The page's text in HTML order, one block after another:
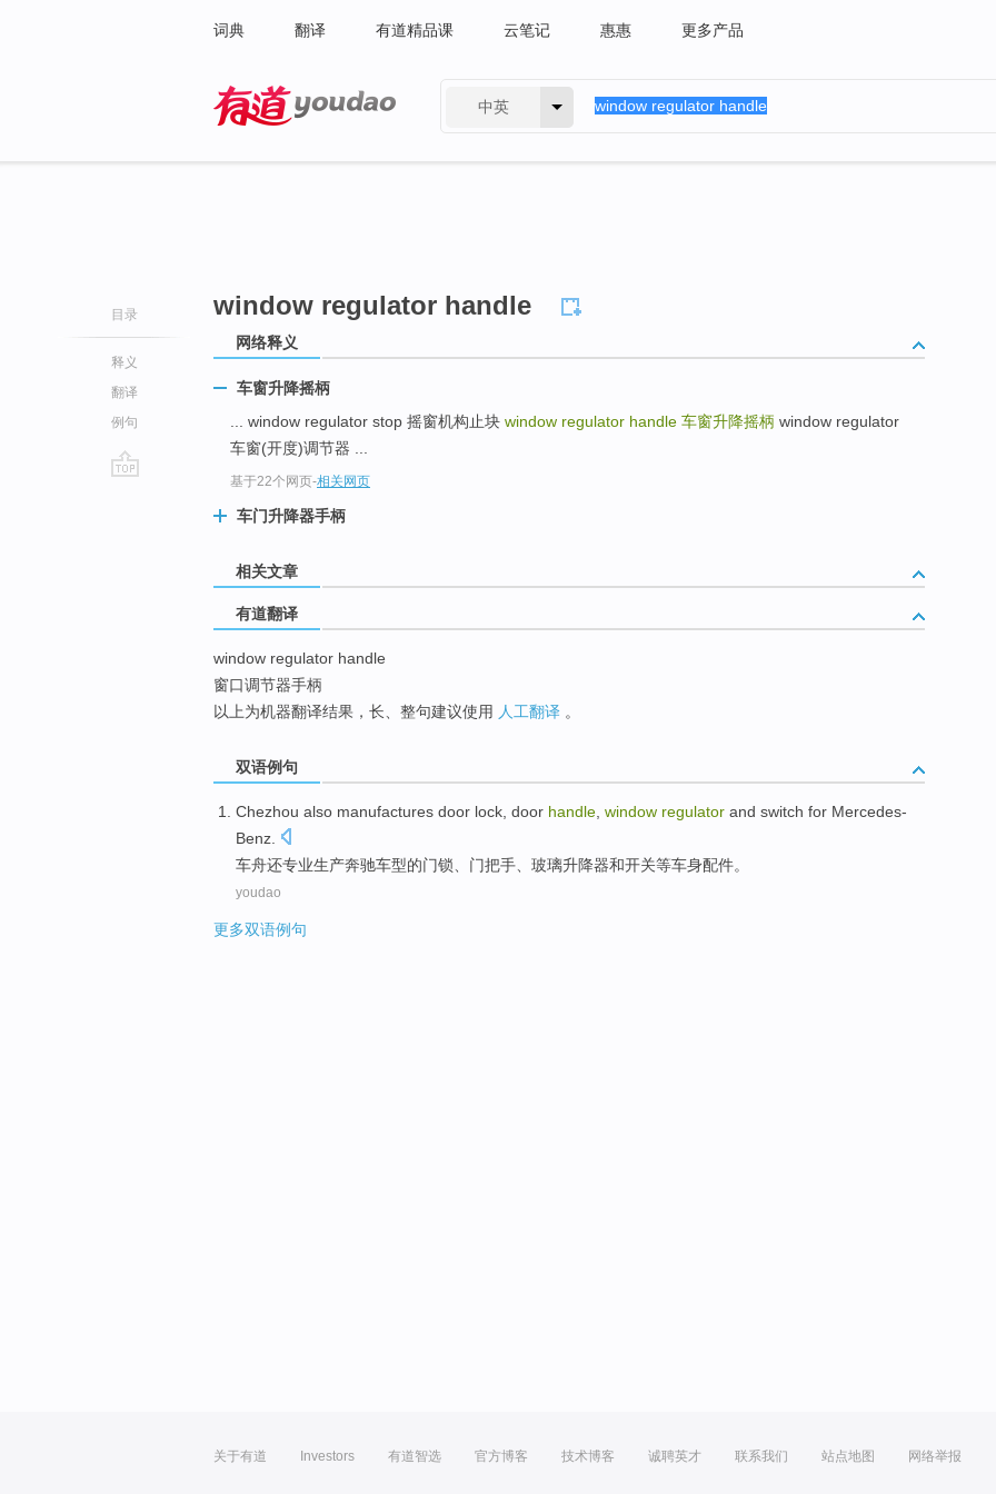
词典 翻译 有道精品课 云笔记 惠惠 更多产品
中英
目录
释义
翻译
例句
window regulator handle
网络释义
车窗升降摇柄
... window regulator stop 摇窗机构止块 window regulator handle 车窗升降摇柄 window regulator
车窗(开度)调节器 ...
基于22个网页-相关网页
车门升降器手柄
相关文章
有道翻译
window regulator handle
窗口调节器手柄
以上为机器翻译结果，长、整句建议使用 人工翻译 。
双语例句
Chezhou also manufactures door lock , door handle window regulator and switch for Mercedes-
Benz
车舟还专业生产奔驰车型的门锁 、门把手、玻璃升降器和开关等车身配件。
youdao
更多双语例句
关于有道 Investors 有道智选 官方博客 技术博客 诚聘英才 联系我们 站点地图 网络举报